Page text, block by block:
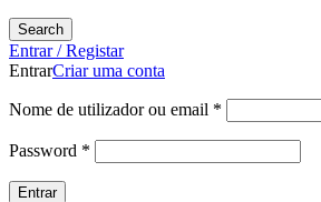
Search
Entrar / Registar
EntrarCriar uma conta
Nome de utilizador ou email *
Password *
Entrar